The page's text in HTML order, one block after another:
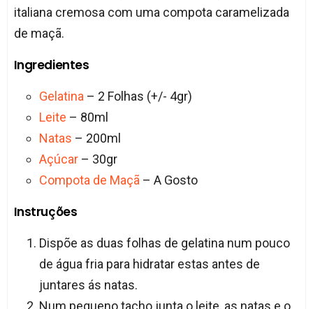
italiana cremosa com uma compota caramelizada
de maçã.
Ingredientes
Gelatina– 2 Folhas (+/- 4gr)
Leite – 80ml
Natas – 200ml
Açúcar– 30gr
Compota de Maçã– A Gosto
Instruções
Dispõe as duas folhas de gelatina num pouco
de água fria para hidratar estas antes de
juntares ás natas.